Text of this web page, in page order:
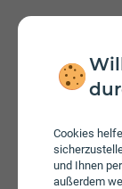
Cookies
und Ihnen
außerdem
Nachdem
können
Wertkarten-